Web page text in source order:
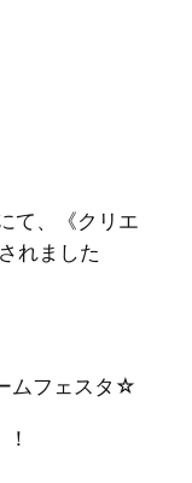
、
《クリエ
れました
ムフェスタ☆